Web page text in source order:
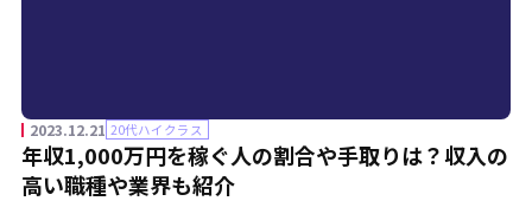
2023.12.21 20代ハイクラス
年収1,000万円を稼ぐ人の割合や手取りは？収入の
高い職種や業界も紹介